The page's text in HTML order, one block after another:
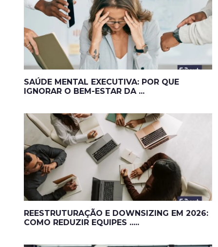
SAÚDE MENTAL EXECUTIVA: POR QUE
IGNORAR O BEM-ESTAR DA ...
REESTRUTURAÇÃO E DOWNSIZING EM 2026:
COMO REDUZIR EQUIPES .....